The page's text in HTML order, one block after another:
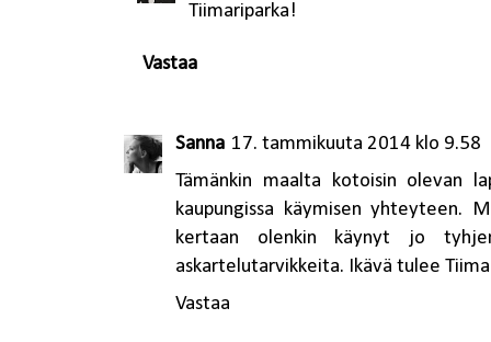
Tiimariparka!
Vastaa
Sanna 17. tammikuuta 2014 klo 9.58
Tämänkin maalta kotoisin olevan
kaupungissa käymisen yhteyteen.
kertaan olenkin käynyt jo
askartelutarvikkeita. Ikävä tulee
Vastaa